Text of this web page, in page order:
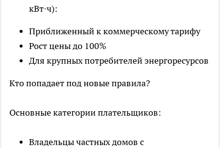
кВт·ч):
Приближенный к коммерческому тарифу
Рост цены до 100%
Для крупных потребителей энергоресурсов
Кто попадает под новые правила?
Основные категории плательщиков:
Владельцы частных домов с